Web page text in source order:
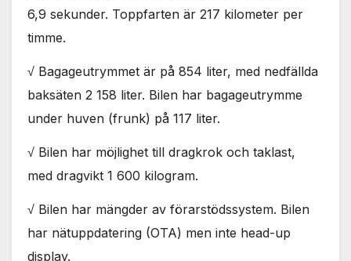
6,9 sekunder. Toppfarten är 217 kilometer per
timme.
√ Bagageutrymmet är på 854 liter, med nedfällda
baksäten 2 158 liter. Bilen har bagageutrymme
under huven (frunk) på 117 liter.
√ Bilen har möjlighet till dragkrok och taklast,
med dragvikt 1 600 kilogram.
√ Bilen har mängder av förarstödssystem. Bilen
har nätuppdatering (OTA) men inte head-up
display.
välja bort. De
behövs för
över huvud
fungera.
Statistik
För att vi ska